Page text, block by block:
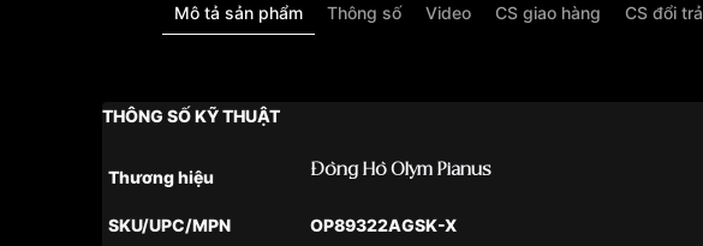
Mô tả sản phẩm Thông số Video CS giao hàng CS đổi trả
THÔNG SỐ KỸ THUẬT
Thương hiệu Đồng Hồ Olym Pianus
SKU/UPC/MPN OP89322AGSK-X